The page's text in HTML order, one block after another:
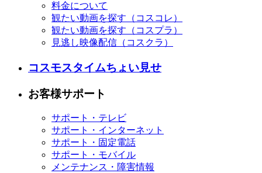
料金について
観たい動画を探す（コスコレ）
観たい動画を探す（コスプラ）
見逃し映像配信（コスクラ）
コスモスタイムちょい見せ
お客様サポート
サポート・テレビ
サポート・インターネット
サポート・固定電話
サポート・モバイル
メンテナンス・障害情報